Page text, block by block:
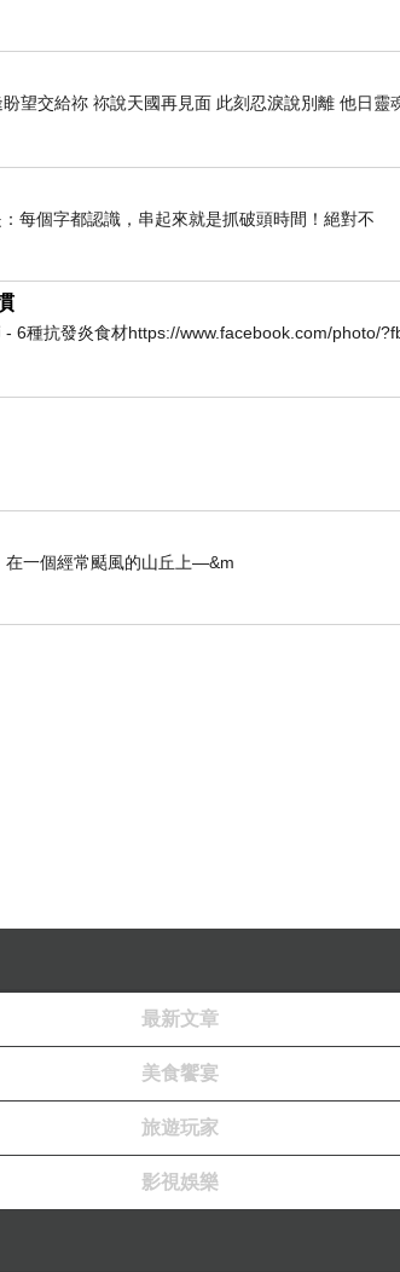
望交給祢 祢說天國再見面 此刻忍淚說別離 他日靈
每個字都認識，串起來就是抓破頭時間！絕對不
6種抗發炎食材https://www.facebook.com/photo/
的山丘上—&m
最新文章
美食饗宴
旅遊玩家
影視娛樂